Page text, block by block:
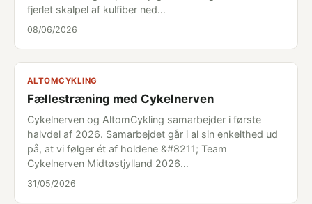
fjerlet skalpel af kulfiber ned…
08/06/2026
ALTOMCYKLING
Fællestræning med Cykelnerven
Cykelnerven og AltomCykling samarbejder i første
halvdel af 2026. Samarbejdet går i al sin enkelthed ud
på, at vi følger ét af holdene &#8211; Team
Cykelnerven Midtøstjylland 2026…
31/05/2026